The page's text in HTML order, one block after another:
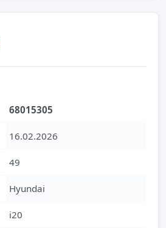
68015305
16.02.2026
49
Hyundai
i20